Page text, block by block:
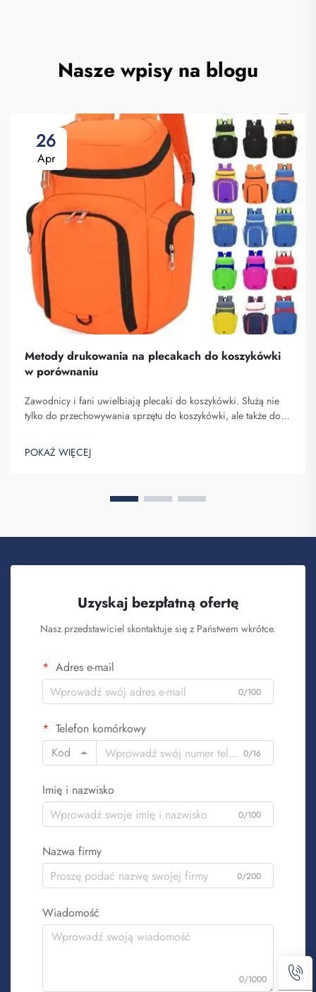
Nasze wpisy na blogu
26
Apr
Metody drukowania na plecakach do koszykówki
w porównaniu
Zawodnicy i fani uwielbiają plecaki do koszykówki. Służą nie
tylko do przechowywania sprzętu do koszykówki, ale także do
Saipulang Trading rozumiemy potrzebę atrakcyjnego i
wytrzymałego plecaka. Kluczowe...
POKAŻ WIĘCEJ
Uzyskaj bezpłatną ofertę
Nasz przedstawiciel skontaktuje się z Państwem wkrótce.
Adres e-mail
0/100
Telefon komórkowy
Kod
0/16
Imię i nazwisko
0/100
Nazwa firmy
0/200
Wiadomość
0/1000